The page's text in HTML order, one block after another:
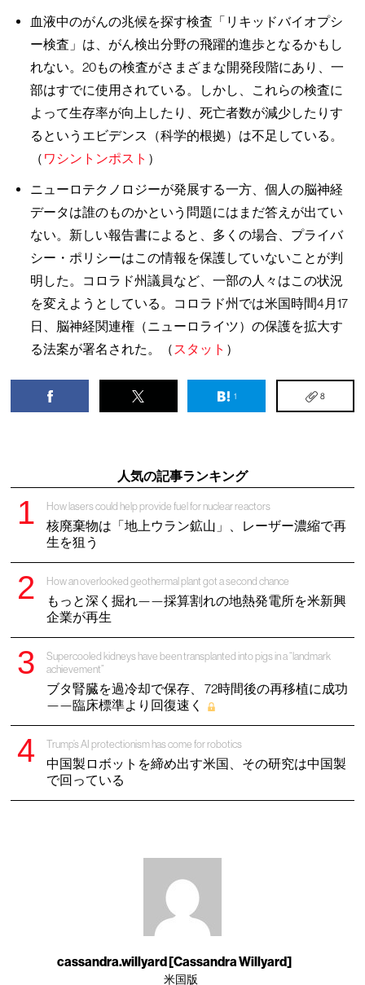
血液中のがんの兆候を探す検査「リキッドバイオプシ
ー検査」は、がん検出分野の飛躍的進歩となるかもし
れない。20もの検査がさまざまな開発段階にあり、一
部はすでに使用されている。しかし、これらの検査に
よって生存率が向上したり、死亡者数が減少したりす
るというエビデンス（科学的根拠）は不足している。
（ ワシントンポスト ）
ニューロテクノロジーが発展する一方、個人の脳神経
データは誰のものかという問題にはまだ答えが出てい
ない。新しい報告書によると、多くの場合、プライバ
シー・ポリシーはこの情報を保護していないことが判
明した。コロラド州議員など、一部の人々はこの状況
を変えようとしている。コロラド州では米国時間4月17
日、脳神経関連権（ニューロライツ）の保護を拡大す
る法案が署名された。（ スタット ）
1 8
人気の記事ランキング
How lasers could help provide fuel for nuclear reactors
核廃棄物は「地上ウラン鉱山」、レーザー濃縮で再
生を狙う
How an overlooked geothermal plant got a second chance
もっと深く掘れ——採算割れの地熱発電所を米新興
企業が再生
Supercooled kidneys have been transplanted into pigs in a “landmark
achievement”
ブタ腎臓を過冷却で保存、 72時間後の再移植に成功
——臨床標準より回復速く
Trump’s AI protectionism has come for robotics
中国製ロボットを締め出す米国、その研究は中国製
で回っている
cassandra.willyard [Cassandra Willyard]
米国版